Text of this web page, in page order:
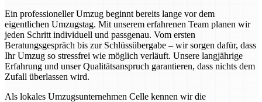
Ein professioneller Umzug beginnt bereits lange vor dem
eigentlichen Umzugstag. Mit unserem erfahrenen Team planen wir
jeden Schritt individuell und passgenau. Vom ersten
Beratungsgespräch bis zur Schlüssübergabe – wir sorgen dafür, dass
Ihr Umzug so stressfrei wie möglich verläuft. Unsere langjährige
Erfahrung und unser Qualitätsanspruch garantieren, dass nichts dem
Zufall überlassen wird.
Als lokales Umzugsunternehmen Celle kennen wir die